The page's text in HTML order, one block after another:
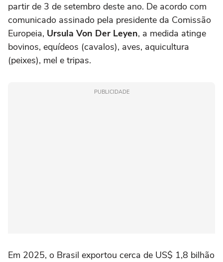
partir de 3 de setembro deste ano. De acordo com
comunicado assinado pela presidente da Comissão
Europeia, Ursula Von Der Leyen, a medida atinge
bovinos, equídeos (cavalos), aves, aquicultura
(peixes), mel e tripas.
PUBLICIDADE
Em 2025, o Brasil exportou cerca de US$ 1,8 bilhão